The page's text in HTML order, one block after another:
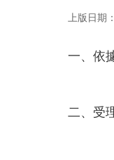
上版日期
一、依
二、受